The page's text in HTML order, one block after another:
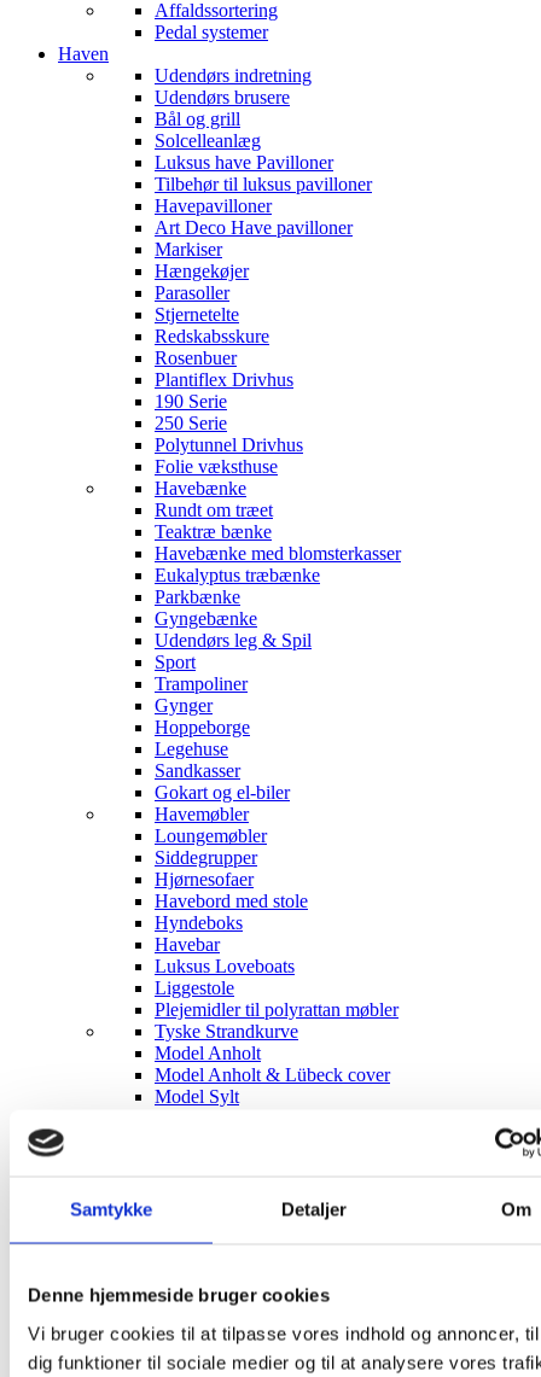
Samtykke Detaljer Om
Denne hjemmeside bruger cookies
Vi bruger cookies til at tilpasse vores indhold og annoncer,
dig funktioner til sociale medier og til at analysere vores
Affaldssortering
Pedal systemer
Haven
Udendørs indretning
Udendørs brusere
Bål og grill
Solcelleanlæg
Luksus have Pavilloner
Tilbehør til luksus pavilloner
Havepavilloner
Art Deco Have pavilloner
Markiser
Hængekøjer
Parasoller
Stjernetelte
Redskabsskure
Rosenbuer
Plantiflex Drivhus
190 Serie
250 Serie
Polytunnel Drivhus
Folie væksthuse
Havebænke
Rundt om træet
Teaktræ bænke
Havebænke med blomsterkasser
Eukalyptus træbænke
Parkbænke
Gyngebænke
Udendørs leg & Spil
Sport
Trampoliner
Gynger
Hoppeborge
Legehuse
Sandkasser
Gokart og el-biler
Havemøbler
Loungemøbler
Siddegrupper
Hjørnesofaer
Havebord med stole
Hyndeboks
Havebar
Luksus Loveboats
Liggestole
Plejemidler til polyrattan møbler
Tyske Strandkurve
Model Anholt
Model Anholt & Lübeck cover
Model Sylt
Model Lübeck (Luksus)
Strandkurv cover I flere størrelser
Udendørs EL
Solcelleanlæg
Børnemøbler
Sminkeborde til børn